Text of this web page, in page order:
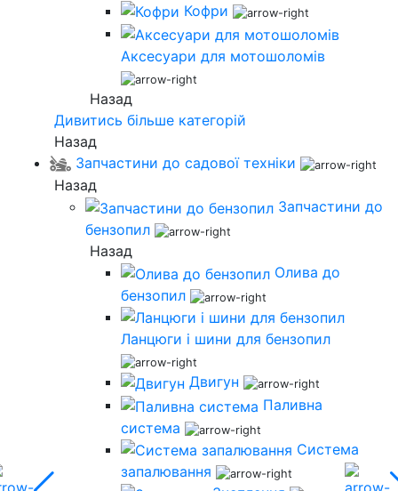
Кофри
Аксесуари для мотошоломів
Назад
Дивитись більше категорій
Назад
Запчастини до садової техніки
Назад
Запчастини до
бензопил
Назад
Олива до
бензопил
Ланцюги і шини для бензопил
Двигун
Паливна
система
Система
запалювання